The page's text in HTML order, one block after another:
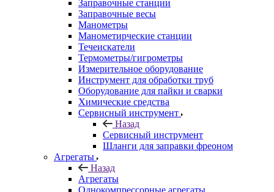
Заправочные станции
Заправочные весы
Манометры
Манометирческие станции
Течеискатели
Термометры/гигрометры
Измерительное оборудование
Инструмент для обработки труб
Оборудование для пайки и сварки
Химические средства
Сервисный инструмент
Назад
Сервисный инструмент
Шланги для заправки фреоном
Агрегаты
Назад
Агрегаты
Однокомпрессорные агрегаты